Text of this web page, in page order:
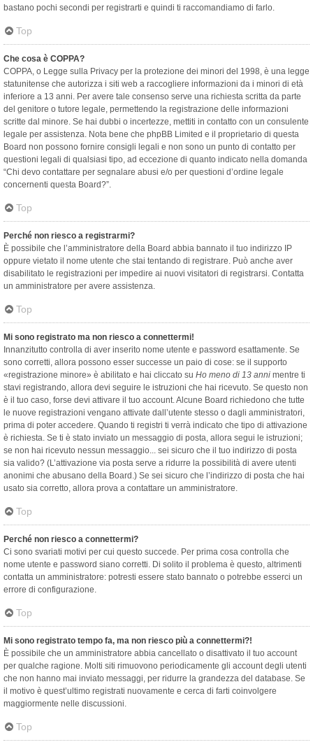
bastano pochi secondi per registrarti e quindi ti raccomandiamo di farlo.
Top
Che cosa è COPPA?
COPPA, o Legge sulla Privacy per la protezione dei minori del 1998, è una legge
statunitense che autorizza i siti web a raccogliere informazioni da i minori di età
inferiore a 13 anni. Per avere tale consenso serve una richiesta scritta da parte
del genitore o tutore legale, permettendo la registrazione delle informazioni
scritte dal minore. Se hai dubbi o incertezze, mettiti in contatto con un consulente
legale per assistenza. Nota bene che phpBB Limited e il proprietario di questa
Board non possono fornire consigli legali e non sono un punto di contatto per
questioni legali di qualsiasi tipo, ad eccezione di quanto indicato nella domanda
“Chi devo contattare per segnalare abusi e/o per questioni d’ordine legale
concernenti questa Board?”.
Top
Perché non riesco a registrarmi?
È possibile che l’amministratore della Board abbia bannato il tuo indirizzo IP
oppure vietato il nome utente che stai tentando di registrare. Può anche aver
disabilitato le registrazioni per impedire ai nuovi visitatori di registrarsi. Contatta
un amministratore per avere assistenza.
Top
Mi sono registrato ma non riesco a connettermi!
Innanzitutto controlla di aver inserito nome utente e password esattamente. Se
sono corretti, allora possono esser successe un paio di cose: se il supporto
«registrazione minore» è abilitato e hai cliccato su Ho meno di 13 anni mentre ti
stavi registrando, allora devi seguire le istruzioni che hai ricevuto. Se questo non
è il tuo caso, forse devi attivare il tuo account. Alcune Board richiedono che tutte
le nuove registrazioni vengano attivate dall’utente stesso o dagli amministratori,
prima di poter accedere. Quando ti registri ti verrà indicato che tipo di attivazione
è richiesta. Se ti è stato inviato un messaggio di posta, allora segui le istruzioni;
se non hai ricevuto nessun messaggio... sei sicuro che il tuo indirizzo di posta
sia valido? (L’attivazione via posta serve a ridurre la possibilità di avere utenti
anonimi che abusano della Board.) Se sei sicuro che l’indirizzo di posta che hai
usato sia corretto, allora prova a contattare un amministratore.
Top
Perché non riesco a connettermi?
Ci sono svariati motivi per cui questo succede. Per prima cosa controlla che
nome utente e password siano corretti. Di solito il problema è questo, altrimenti
contatta un amministratore: potresti essere stato bannato o potrebbe esserci un
errore di configurazione.
Top
Mi sono registrato tempo fa, ma non riesco più a connettermi?!
È possibile che un amministratore abbia cancellato o disattivato il tuo account
per qualche ragione. Molti siti rimuovono periodicamente gli account degli utenti
che non hanno mai inviato messaggi, per ridurre la grandezza del database. Se
il motivo è quest’ultimo registrati nuovamente e cerca di farti coinvolgere
maggiormente nelle discussioni.
Top